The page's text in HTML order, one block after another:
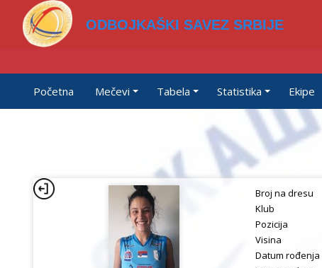
ODBOJKAŠKI SAVEZ SRBIJE
Početna Mečevi Tabela Statistika Ekipe
Broj na dresu
Klub
Pozicija
Visina
Datum rođenja